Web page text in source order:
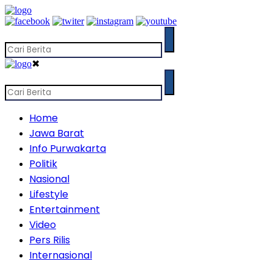
✖
Home
Jawa Barat
Info Purwakarta
Politik
Nasional
Lifestyle
Entertainment
Video
Pers Rilis
Internasional